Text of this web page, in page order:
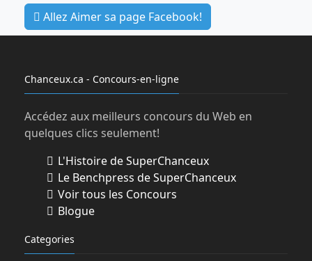
Allez Aimer sa page Facebook!
Chanceux.ca - Concours-en-ligne
Accédez aux meilleurs concours du Web en
quelques clics seulement!
L'Histoire de SuperChanceux
Le Benchpress de SuperChanceux
Voir tous les Concours
Blogue
Categories